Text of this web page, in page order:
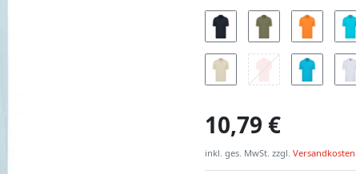
10,79 €
inkl. ges. MwSt. zzgl. Versandkosten